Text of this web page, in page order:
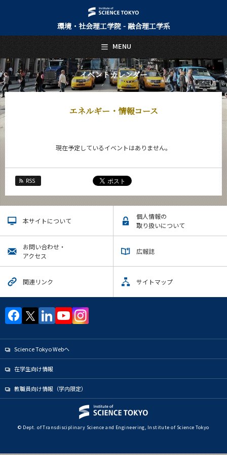
環境・社会理工学院 - 融合理工学系
イベントカレンダー
エネルギー・情報コース
現在予定しているイベントはありません。
RSS
本サイトについて
個人情報の
取り扱いについて
お問い合わせ・
アクセス
広報誌
関連リンク サイトマップ
Science Tokyo Webヘ
在学生向け情報
教職員向け情報（学内限定）
© Dept. of Transdisciplinary Science and Engineering, Institute of Science Tokyo
MENU
日本語 English
トップページ
Top Page
融合理工学系について
About Us
Faculty and Laboratories
未来
Future
入学案内
Admissions
融合理工学系 News
イベントカレンダー
今後のイベント
今後の課程別イベント
大学院課程
地球環境共創コース
エネルギー・情報コース
エンジニアリングデザインコース
物質・情報卓越コース
年別アーカイブ